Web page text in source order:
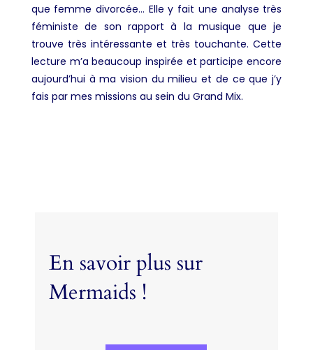
que femme divorcée… Elle y fait une analyse très
féministe de son rapport à la musique que je
trouve très intéressante et très touchante. Cette
lecture m’a beaucoup inspirée et participe encore
aujourd’hui à ma vision du milieu et de ce que j’y
fais par mes missions au sein du Grand Mix.
En savoir plus sur
Mermaids !